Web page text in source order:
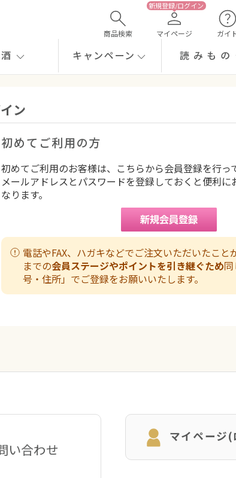
商品検索 マイページ ガイ
キャンペーン 読みもの
ン
初めてご利用の方
初めてご利用のお客様は、こちらから会員登録を行っ
メールアドレスとパスワードを登録しておくと便利
なります。
電話やFAX、ハガキなどでご注文いただいたこと
までの会員ステージやポイントを引き継ぐため
号・住所」でご登録をお願いいたします。
い合わせ
マイページ